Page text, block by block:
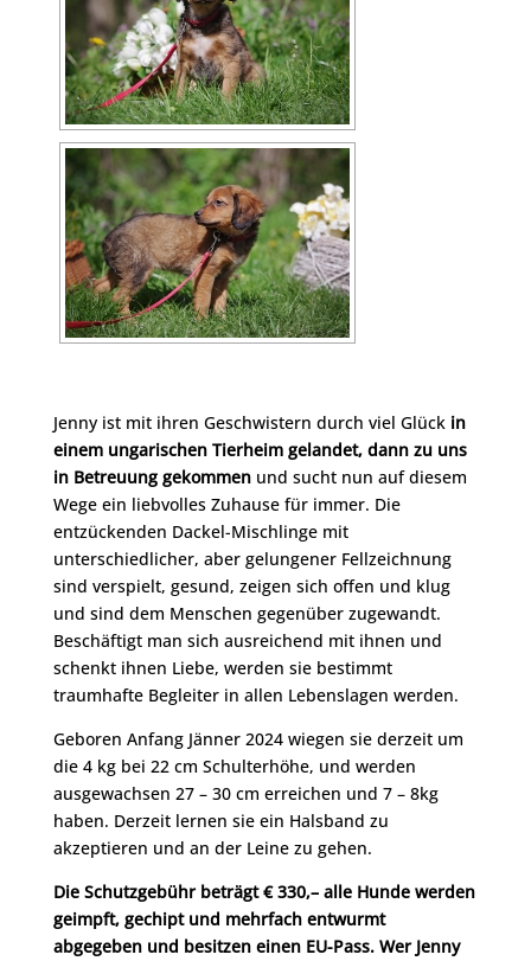
Jenny ist mit ihren Geschwistern durch viel Glück in
einem ungarischen Tierheim gelandet, dann zu uns
in Betreuung gekommenund sucht nun auf diesem
Wege ein liebvolles Zuhause für immer. Die
entzückenden Dackel-Mischlinge mit
unterschiedlicher, aber gelungener Fellzeichnung
sind verspielt, gesund, zeigen sich offen und klug
und sind dem Menschen gegenüber zugewandt.
Beschäftigt man sich ausreichend mit ihnen und
schenkt ihnen Liebe, werden sie bestimmt
traumhafte Begleiter in allen Lebenslagen werden.
Geboren Anfang Jänner 2024 wiegen sie derzeit um
die 4 kg bei 22 cm Schulterhöhe, und werden
ausgewachsen 27 – 30 cm erreichen und 7 – 8kg
haben. Derzeit lernen sie ein Halsband zu
akzeptieren und an der Leine zu gehen.
Die Schutzgebühr beträgt € 330,– alle Hunde werden
geimpft, gechipt und mehrfach entwurmt
abgegeben und besitzen einen EU-Pass. Wer Jenny